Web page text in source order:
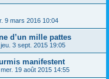
9 mars 2016 10:04
d’un mille pattes
jeu. 3 sept. 2015 19:05
manifestent
mer. 19 août 2015 14:55